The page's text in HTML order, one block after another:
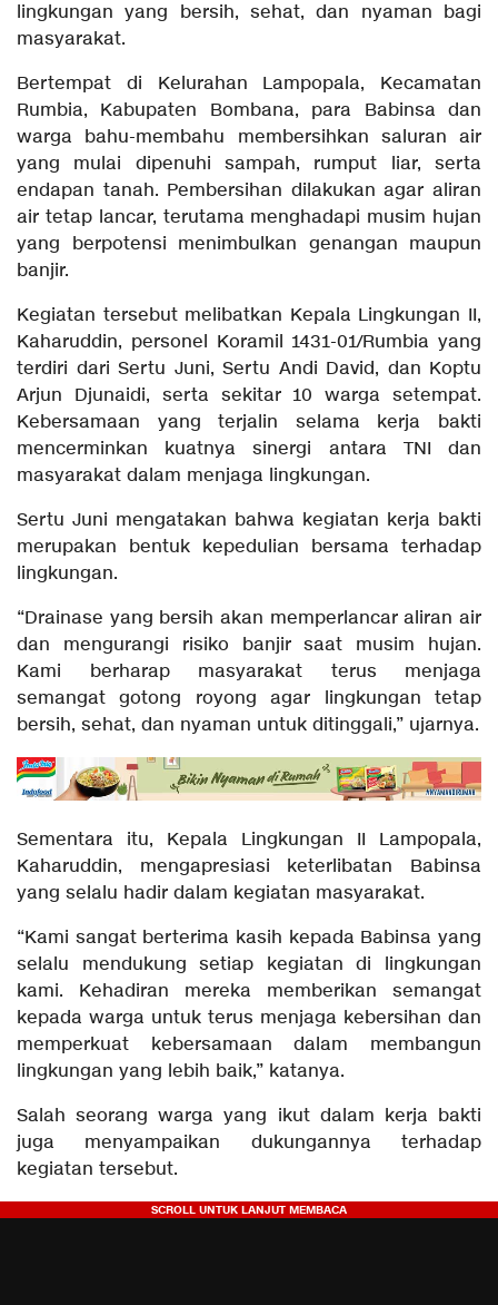
lingkungan yang bersih, sehat, dan nyaman bagi
masyarakat.
Bertempat di Kelurahan Lampopala, Kecamatan
Rumbia, Kabupaten Bombana, para Babinsa dan
warga bahu-membahu membersihkan saluran air
yang mulai dipenuhi sampah, rumput liar, serta
endapan tanah. Pembersihan dilakukan agar aliran
air tetap lancar, terutama menghadapi musim hujan
yang berpotensi menimbulkan genangan maupun
banjir.
Kegiatan tersebut melibatkan Kepala Lingkungan II,
Kaharuddin, personel Koramil 1431-01/Rumbia yang
terdiri dari Sertu Juni, Sertu Andi David, dan Koptu
Arjun Djunaidi, serta sekitar 10 warga setempat.
Kebersamaan yang terjalin selama kerja bakti
mencerminkan kuatnya sinergi antara TNI dan
masyarakat dalam menjaga lingkungan.
Sertu Juni mengatakan bahwa kegiatan kerja bakti
merupakan bentuk kepedulian bersama terhadap
lingkungan.
“Drainase yang bersih akan memperlancar aliran air
dan mengurangi risiko banjir saat musim hujan.
Kami berharap masyarakat terus menjaga
semangat gotong royong agar lingkungan tetap
bersih, sehat, dan nyaman untuk ditinggali,” ujarnya.
Sementara itu, Kepala Lingkungan II Lampopala,
Kaharuddin, mengapresiasi keterlibatan Babinsa
yang selalu hadir dalam kegiatan masyarakat.
“Kami sangat berterima kasih kepada Babinsa yang
selalu mendukung setiap kegiatan di lingkungan
kami. Kehadiran mereka memberikan semangat
kepada warga untuk terus menjaga kebersihan dan
memperkuat kebersamaan dalam membangun
lingkungan yang lebih baik,” katanya.
Salah seorang warga yang ikut dalam kerja bakti
juga menyampaikan dukungannya terhadap
kegiatan tersebut.